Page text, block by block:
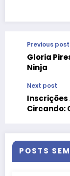
Previous post
Gloria
Ninja
Next post
Circando:
POSTS